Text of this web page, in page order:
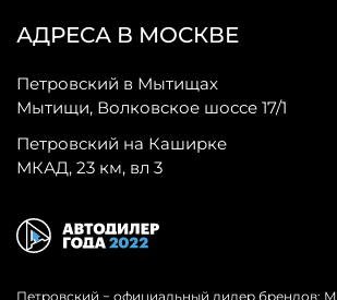
АДРЕСА В МОСКВЕ
Петровский в Мытищах
Мытищи, Волковское шоссе 17/1
Петровский на Каширке
МКАД, 23 км, вл 3
Петровский − официальный дилер брендов: